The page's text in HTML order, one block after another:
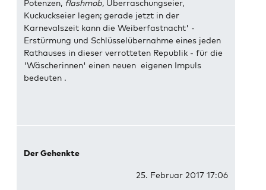
Potenzen, flashmob, Überraschungseier,
Kuckuckseier legen; gerade jetzt in der
Karnevalszeit kann die Weiberfastnacht' -
Erstürmung und Schlüsselübernahme eines jeden
Rathauses in dieser verrotteten Republik - für die
'Wäscherinnen' einen neuen eigenen Impuls
bedeuten .
Der Gehenkte
25. Februar 2017 17:06